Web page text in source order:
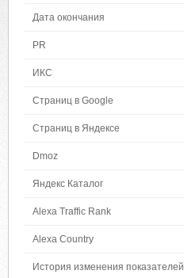
Дата окончания
PR
ИКС
Страниц в Google
Страниц в Яндексе
Dmoz
Яндекс Каталог
Alexa Traffic Rank
Alexa Country
История изменения показателей